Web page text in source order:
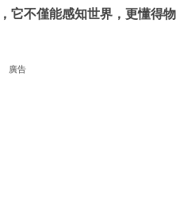
它不僅能感知世界，更懂得物
廣告